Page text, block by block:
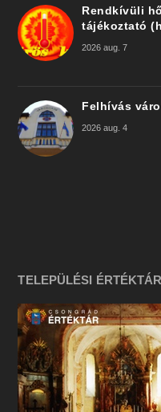
Rendkívüli
tájékoztató
2026 aug. 7
Felhívás
2026 aug. 4
TELEPÜLÉSI ÉRTÉKTÁR